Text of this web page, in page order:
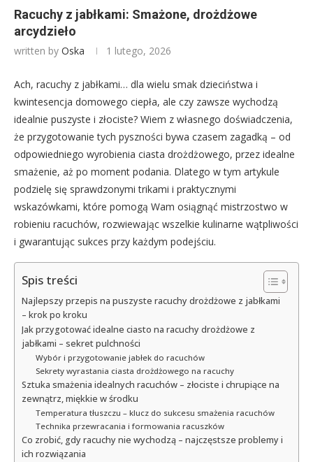
Racuchy z jabłkami: Smażone, drożdżowe
arcydzieło
written by Oska 1 lutego, 2026
Ach, racuchy z jabłkami… dla wielu smak dzieciństwa i
kwintesencja domowego ciepła, ale czy zawsze wychodzą
idealnie puszyste i złociste? Wiem z własnego doświadczenia,
że przygotowanie tych pyszności bywa czasem zagadką – od
odpowiedniego wyrobienia ciasta drożdżowego, przez idealne
smażenie, aż po moment podania. Dlatego w tym artykule
podzielę się sprawdzonymi trikami i praktycznymi
wskazówkami, które pomogą Wam osiągnąć mistrzostwo w
robieniu racuchów, rozwiewając wszelkie kulinarne wątpliwości
i gwarantując sukces przy każdym podejściu.
Spis treści
Najlepszy przepis na puszyste racuchy drożdżowe z jabłkami
– krok po kroku
Jak przygotować idealne ciasto na racuchy drożdżowe z
jabłkami – sekret pulchności
Wybór i przygotowanie jabłek do racuchów
Sekrety wyrastania ciasta drożdżowego na racuchy
Sztuka smażenia idealnych racuchów – złociste i chrupiące na
zewnątrz, miękkie w środku
Temperatura tłuszczu – klucz do sukcesu smażenia racuchów
Technika przewracania i formowania racuszków
Co zrobić, gdy racuchy nie wychodzą – najczęstsze problemy i
ich rozwiązania